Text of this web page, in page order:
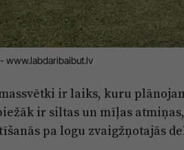
www.labdaribaibut.lv
ir laiks, kuru
ir siltas un mīļas
pa logu zvaigžņotajās